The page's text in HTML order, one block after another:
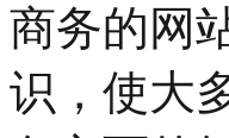
商务的网
识，使大